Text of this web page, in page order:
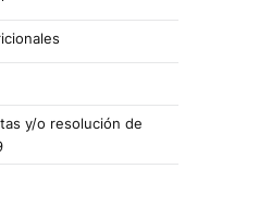
y/o resolución de